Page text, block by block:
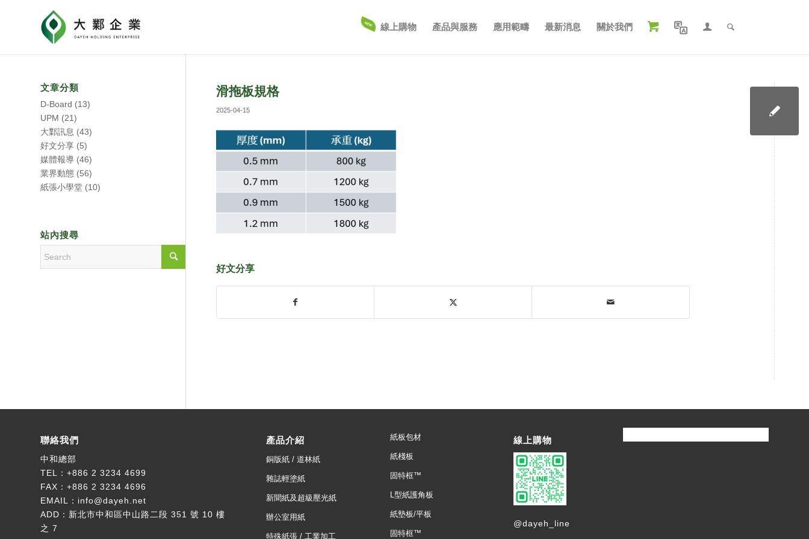
線上購物 產品與服務 應用範疇 最新消息 關於我們
滑拖板規格
2025-04-15
好文分享
文章分類
D-Board (13)
UPM (21)
大鄴訊息 (43)
好文分享 (5)
媒體報導 (46)
業界動態 (56)
紙張小學堂 (10)
站內搜尋
聯絡我們
中和總部
TEL： +886 2 3234 4699
FAX：+886 2 3234 4696
EMAIL： info@dayeh.net
ADD： 新北市中和區中山路二段 351 號 10 樓
之 7
產品介紹
銅版紙 / 道林紙
雜誌輕塗紙
新聞紙及超級壓光紙
辦公室用紙
特殊紙張 / 工業加工
紙板包材
紙棧板
固特框™
L型紙護角板
紙墊板/平板
固特框™
線上購物
@dayeh_line